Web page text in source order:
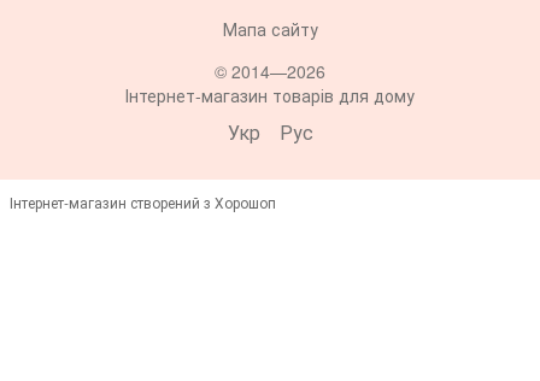
Мапа сайту
© 2014—2026
Інтернет-магазин товарів для дому
Укр Рус
Інтернет-магазин створений з Хорошоп